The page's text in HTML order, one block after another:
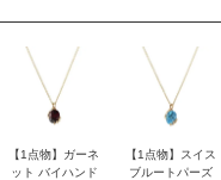
【1点物】ガーネ
ット バイハンド
【1点物】スイス
ブルートパーズ